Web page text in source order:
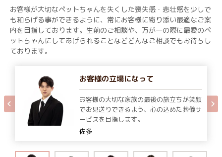
お客様が大切なペットちゃんを失くした喪失感・悲壮感を少しで
も和らげる事ができるように、常にお客様に寄り添い最適なご案
内を目指しております。生前のご相談や、万が一の際に最愛のペ
ットちゃんにしてあげられることなどどんなご相談でもお待ちし
ております。
お客様の立場になって
お客様の大切な家族の最後の旅立ちが笑顔
でお見送りできるよう、心の込めた葬儀サ
ービスを目指します。
佐多